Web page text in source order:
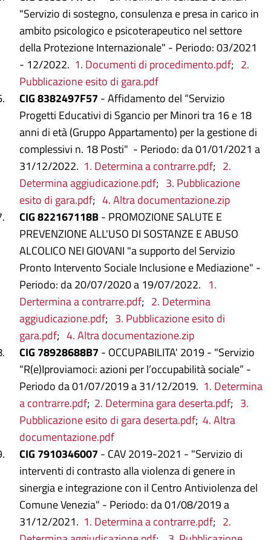
"Servizio di sostegno, consulenza e presa in carico in
ambito psicologico e psicoterapeutico nel settore
della Protezione Internazionale" - Periodo: 03/2021
- 12/2022. 1. Documenti di procedimento.pdf; 2.
Pubblicazione esito di gara.pdf
CIG 8382497F57 - Affidamento del “Servizio
Progetti Educativi di Sgancio per Minori tra 16 e 18
anni di età (Gruppo Appartamento) per la gestione di
complessivi n. 18 Posti" - Periodo: da 01/01/2021 a
31/12/2022. 1. Determina a contrarre.pdf; 2.
Determina aggiudicazione.pdf; 3. Pubblicazione
esito di gara.pdf; 4. Altra documentazione.zip
CIG 822167118B- PROMOZIONE SALUTE E
PREVENZIONE ALL'USO DI SOSTANZE E ABUSO
ALCOLICO NEI GIOVANI "a supporto del Servizio
Pronto Intervento Sociale Inclusione e Mediazione" -
Periodo: da 20/07/2020 a 19/07/2022. 1.
Dertermina a contrarre.pdf; 2. Determina
aggiudicazione.pdf; 3. Pubblicazione esito di
gara.pdf; 4. Altra documentazione.zip
CIG 78928688B7 - OCCUPABILITA' 2019 - "Servizio
“R(e)Iproviamoci: azioni per l’occupabilità sociale” -
Periodo da 01/07/2019 a 31/12/2019. 1. Determina
a contrarre.pdf; 2. Determina gara deserta.pdf; 3.
Pubblicazione esito di gara deserta.pdf; 4. Altra
documentazione.pdf
CIG 7910346007 - CAV 2019-2021 - "Servizio di
interventi di contrasto alla violenza di genere in
sinergia e integrazione con il Centro Antiviolenza del
Comune Venezia" - Periodo: da 01/08/2019 a
31/12/2021. 1. Determina a contrarre.pdf; 2.